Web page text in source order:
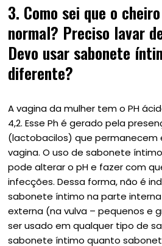
3. Como sei que o
normal? Preciso lavar
Devo usar sabonete
diferente?
A vagina da mulher tem o PH
4,2. Esse Ph é gerado pela
(lactobacilos) que permanecem
vagina. O uso de sabonete
pode alterar o pH e fazer com
infecções. Dessa forma, não é
sabonete íntimo na parte
externa (na vulva – pequenos e
ser usado em qualquer tipo de
sabonete íntimo quanto